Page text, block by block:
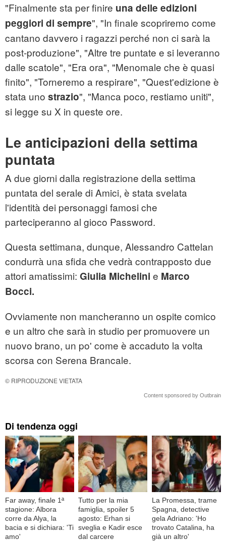
"Finalmente sta per finire una delle edizioni
peggiori di sempre", "In finale scopriremo come
cantano davvero i ragazzi perché non ci sarà la
post-produzione", "Altre tre puntate e si leveranno
dalle scatole", "Era ora", "Menomale che è quasi
finito", "Torneremo a respirare", "Quest'edizione è
stata uno strazio", "Manca poco, restiamo uniti",
si legge su X in queste ore.
Le anticipazioni della settima
puntata
A due giorni dalla registrazione della settima
puntata del serale di Amici, è stata svelata
l'identità dei personaggi famosi che
parteciperanno al gioco Password.
Questa settimana, dunque, Alessandro Cattelan
condurrà una sfida che vedrà contrapposto due
attori amatissimi: Giulia Michelini e Marco
Bocci.
Ovviamente non mancheranno un ospite comico
e un altro che sarà in studio per promuovere un
nuovo brano, un po' come è accaduto la volta
scorsa con Serena Brancale.
© RIPRODUZIONE VIETATA
Content sponsored by Outbrain
Di tendenza oggi
Far away, finale 1ª
stagione: Albora
corre da Alya, la
bacia e si dichiara: 'Ti
amo'
Tutto per la mia
famiglia, spoiler 5
agosto: Erhan si
sveglia e Kadir esce
dal carcere
La Promessa, trame
Spagna, detective
gela Adriano: 'Ho
trovato Catalina, ha
già un altro'